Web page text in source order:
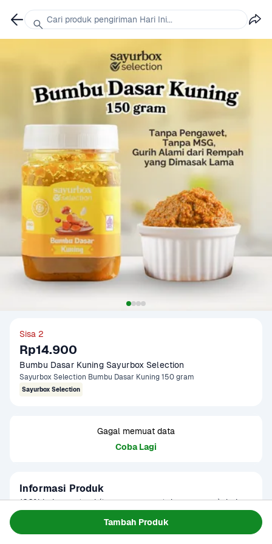
Tambah Produk
Sisa 2
Rp14.900
Bumbu Dasar Kuning Sayurbox Selection
Sayurbox Selection Bumbu Dasar Kuning 150 gram
Sayurbox Selection
Gagal memuat data
Coba Lagi
Informasi Produk
100% bahan natural (tanpa pengawet dan pewarna) dari
bening, soto santan, acar kuning, pesmol ikan, kari, nasi
Cari produk pengiriman Hari Ini...